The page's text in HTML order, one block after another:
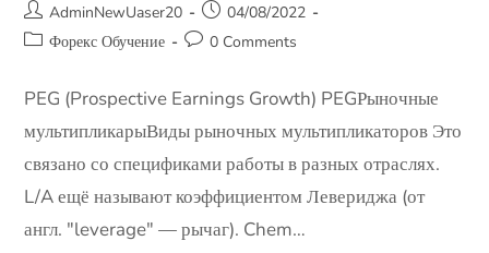
AdminNewUaser20
04/08/2022
Форекс Обучение
0 Comments
PEG (Prospective Earnings Growth) PEGРыночные
мультипликарыВиды рыночных мультипликаторов Это
связано со спецификами работы в разных отраслях.
L/A ещё называют коэффициентом Левериджа (от
англ. "leverage" — рычаг). Chem…